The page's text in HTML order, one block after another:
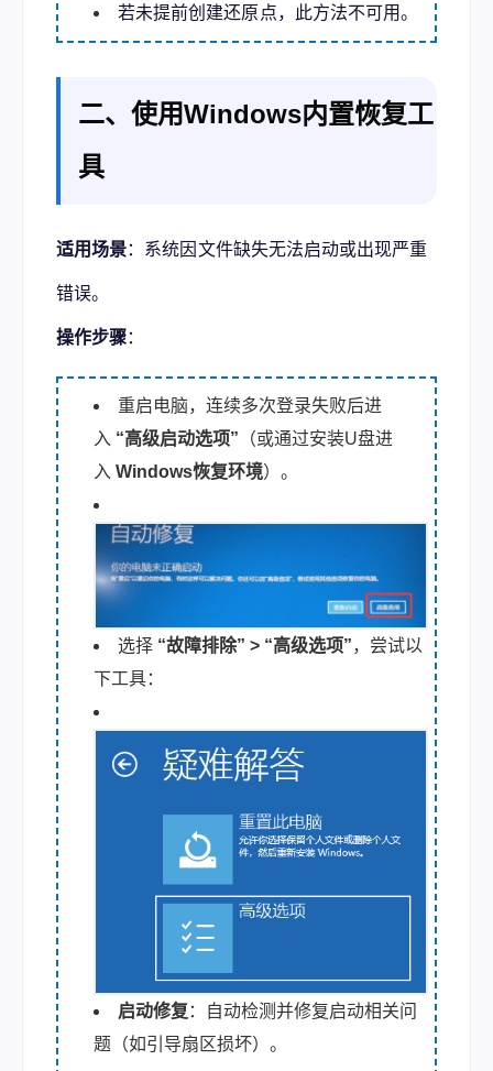
若未提前创建还原点，此方法不可用。
二、使用Windows内置恢复工
具
适用场景：系统因文件缺失无法启动或出现严重
错误。
操作步骤：
重启电脑，连续多次登录失败后进
入 “高级启动选项” （或通过安装U盘进
入 Windows恢复环境）。
选择 “故障排除” > “高级选项”，尝试以
下工具：
启动修复 ：自动检测并修复启动相关问
题（如引导扇区损坏）。